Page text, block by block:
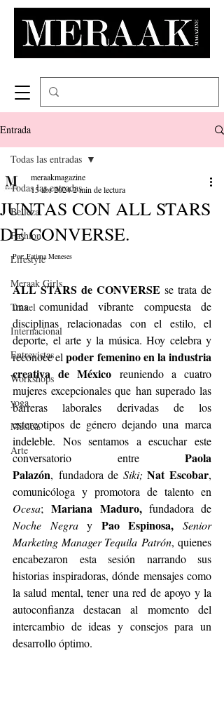
Entrada
Todas las entradas
Belleza
Fashion
Lifestyle
Meraak Girls
Travel
Internacional
Entrevistas
Workshops
yoga
Música.
Arte
Todas las entradas
JUNTAS CON ALL STARS
DE CONVERSE.
meraakmagazine
15 abr 20242 min de lectura
Por: Fatima Meneses
ALL STARS de CONVERSE se trata de
una comunidad vibrante compuesta de
disciplinas relacionadas con el estilo, el
deporte, el arte y la música. Hoy celebra y
reconoce el poder femenino en la industria
creativa de México reuniendo a cuatro
mujeres excepcionales que han superado las
barreras laborales derivadas de los
estereotipos de género dejando una marca
indeleble. Nos sentamos a escuchar este
conversatorio entre Paola
Palazón, fundadora de Siki; Nat Escobar,
Ocesa; Mariana Maduro,
Noche Negra y Pao Espinosa,
Senior
Marketing Manager Tequila Patrón, quienes
encabezaron esta sesión narrando sus
historias inspiradoras, dónde mensajes como
la salud mental, tener una red de apoyo y la
autoconfianza destacan al
momento del
intercambio de ideas y consejos para un
desarrollo óptimo.